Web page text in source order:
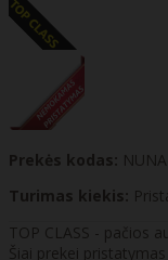
Prekės kodas:
Turimas kiekis:
TOP CLASS - pačios
Šiai prekei